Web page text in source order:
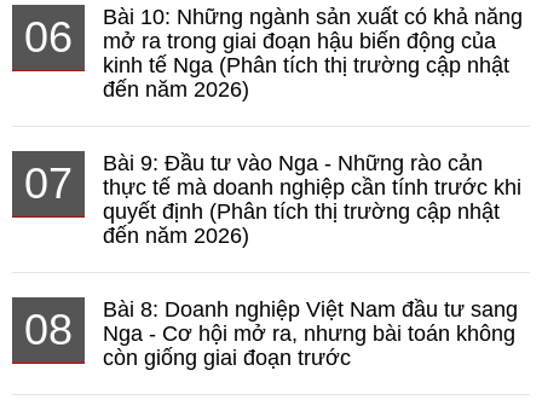
06
Bài 10: Những ngành sản xuất có khả năng
mở ra trong giai đoạn hậu biến động của
kinh tế Nga (Phân tích thị trường cập nhật
đến năm 2026)
07
Bài 9: Đầu tư vào Nga - Những rào cản
thực tế mà doanh nghiệp cần tính trước khi
quyết định (Phân tích thị trường cập nhật
đến năm 2026)
08
Bài 8: Doanh nghiệp Việt Nam đầu tư sang
Nga - Cơ hội mở ra, nhưng bài toán không
còn giống giai đoạn trước